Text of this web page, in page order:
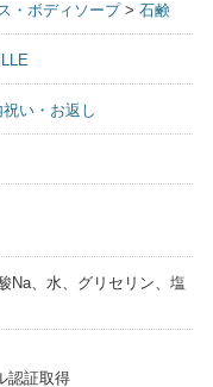
・ボディソープ> 石鹸
祝い・お返し
Na、水、グリセリン、塩
認証取得